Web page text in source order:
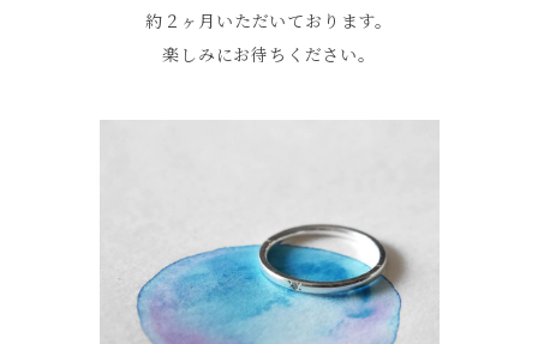
約２ヶ月いただいております。
楽しみにお待ちください。